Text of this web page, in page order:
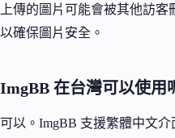
上傳的圖片可能會被其他訪
以確保圖片安全。
ImgBB 在台灣可以使用
可以。ImgBB 支援繁體中文介